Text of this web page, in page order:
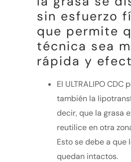
sin esfuerzo
que permite
técnica sea
rápida y
El ULTRALIPO CDC
también la
decir, que la grasa
reutilice en otra
Esto se debe a que
quedan intactos.